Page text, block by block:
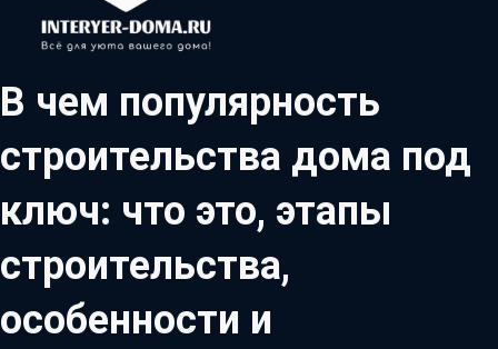
В чем популярность
строительства дома под
ключ: что это, этапы
строительства,
особенности и